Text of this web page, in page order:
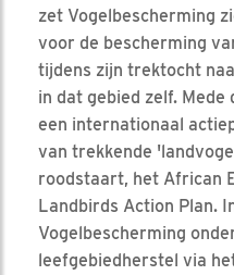
zet Vogelbescherming
voor de bescherming
tijdens zijn trektocht
in dat gebied zelf. Mede
een internationaal
van trekkende
roodstaart, het African
Landbirds Action Plan.
Vogelbescherming
leefgebiedherstel via